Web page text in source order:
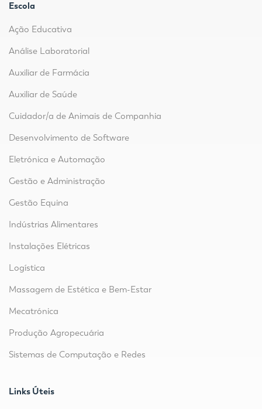
Escola
Ação Educativa
Análise Laboratorial
Auxiliar de Farmácia
Auxiliar de Saúde
Cuidador/a de Animais de Companhia
Desenvolvimento de Software
Eletrónica e Automação
Gestão e Administração
Gestão Equina
Indústrias Alimentares
Instalações Elétricas
Logística
Massagem de Estética e Bem-Estar
Mecatrónica
Produção Agropecuária
Sistemas de Computação e Redes
Links Úteis